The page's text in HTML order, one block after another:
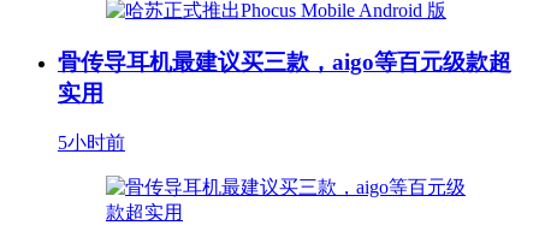
骨传导耳机最建议买三款，aigo等百元级款超
实用
5小时前